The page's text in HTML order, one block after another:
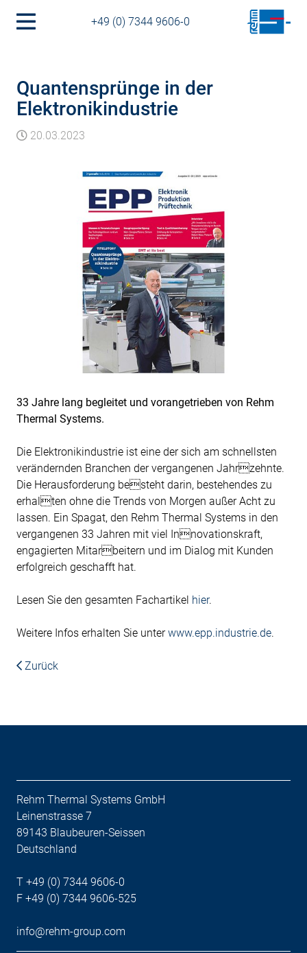
+49 (0) 7344 9606-0
Quantensprünge in der
Elektronikindustrie
20.03.2023
33 Jahre lang begleitet und vorangetrieben von Rehm
Thermal Systems.
Die Elektronikindustrie ist eine der sich am schnellsten
verändernden Branchen der vergangenen Jahrzehnte.
Die Herausforderung besteht darin, bestehendes zu
erhalten ohne die Trends von Morgen außer Acht zu
lassen. Ein Spagat, den Rehm Thermal Systems in den
vergangenen 33 Jahren mit viel Innovationskraft,
engagierten Mitarbeitern und im Dialog mit Kunden
erfolgreich geschafft hat.
Lesen Sie den gesamten Fachartikel hier.
Weitere Infos erhalten Sie unterwww.epp.industrie.de.
Zurück
Rehm Thermal Systems GmbH
Leinenstrasse 7
89143 Blaubeuren-Seissen
Deutschland
T +49 (0) 7344 9606-0
F +49 (0) 7344 9606-525
info@rehm-group.com